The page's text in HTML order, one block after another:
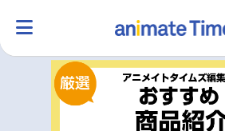
ランキング ア